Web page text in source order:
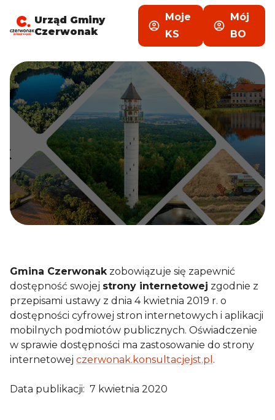
Urząd Gminy
Czerwonak
Moje
KS
Mój
BO
Gmina Czerwonakzobowiązuje się zapewnić
dostępność swojej strony internetowej zgodnie z
przepisami ustawy z dnia 4 kwietnia 2019 r. o
dostępności cyfrowej stron internetowych i aplikacji
mobilnych podmiotów publicznych. Oświadczenie
w sprawie dostępności ma zastosowanie do strony
internetowej czerwonak.konsultacjejst.pl .
Data publikacji: 7 kwietnia 2020